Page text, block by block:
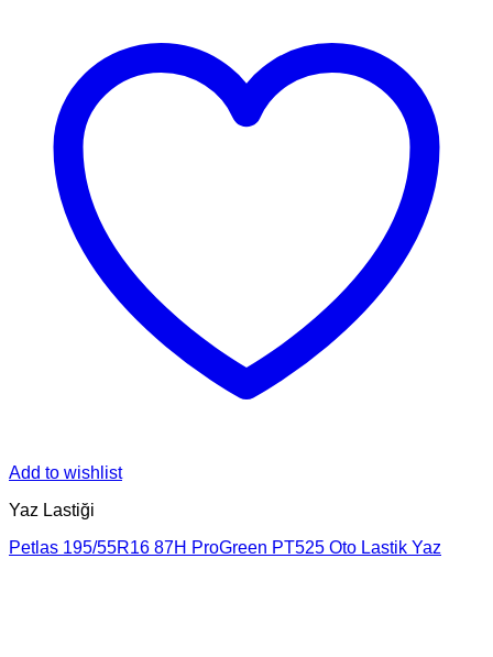
Add to wishlist
Yaz Lastiği
Petlas 195/55R16 87H ProGreen PT525 Oto Lastik Yaz